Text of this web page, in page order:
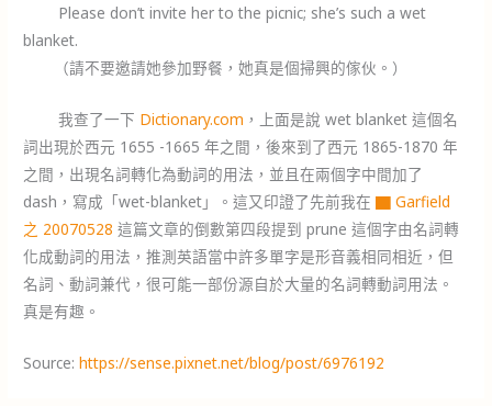
Please don’t invite her to the picnic; she’s such a wet
blanket.
（請不要邀請她參加野餐，她真是個掃興的傢伙。）
我查了一下 Dictionary.com ，上面是說 wet blanket 這個名
詞出現於西元 1655 -1665 年之間，後來到了西元 1865-1870 年
之間，出現名詞轉化為動詞的用法，並且在兩個字中間加了
dash，寫成「wet-blanket」。這又印證了先前我在▇ Garfield
之 20070528 這篇文章的倒數第四段提到 prune 這個字由名詞轉
化成動詞的用法，推測英語當中許多單字是形音義相同相近，但
名詞、動詞兼代，很可能一部份源自於大量的名詞轉動詞用法。
真是有趣。
Source:https://sense.pixnet.net/blog/post/6976192